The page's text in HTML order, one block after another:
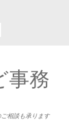
事務
相談も承ります